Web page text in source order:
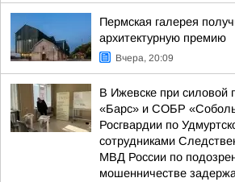
Пермская галерея
архитектурную премию
Вчера, 20:09
В Ижевске при
«Барс» и СОБР
Росгвардии по
сотрудниками
МВД России по
мошенничестве